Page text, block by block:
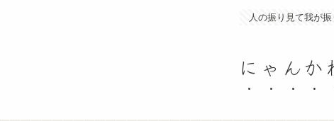
人の振り見て我が
にゃん